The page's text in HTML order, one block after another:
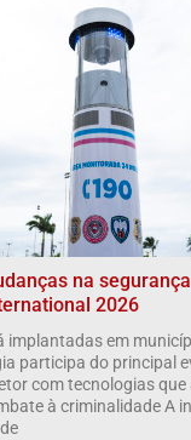
na
2026
implantadas em
participa do principal
com tecnologias que
à criminalidade A